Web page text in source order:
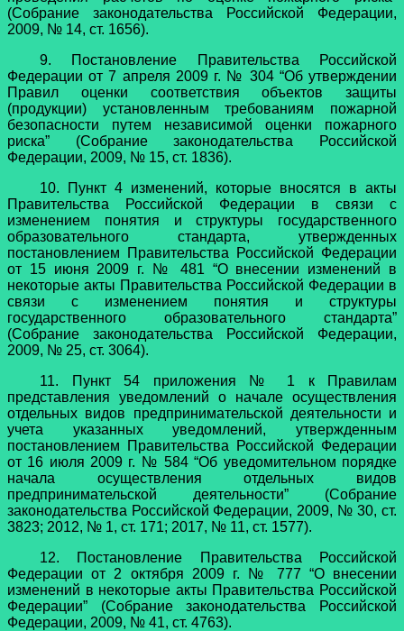
(Собрание законодательства Российской Федерации,
2009, № 14, ст. 1656).
9. Постановление Правительства Российской
Федерации от 7 апреля 2009 г. № 304 “Об утверждении
Правил оценки соответствия объектов защиты
(продукции) установленным требованиям пожарной
безопасности путем независимой оценки пожарного
риска” (Собрание законодательства Российской
Федерации, 2009, № 15, ст. 1836).
10. Пункт 4 изменений, которые вносятся в акты
Правительства Российской Федерации в связи с
изменением понятия и структуры государственного
образовательного стандарта, утвержденных
постановлением Правительства Российской Федерации
от 15 июня 2009 г. № 481 “О внесении изменений в
некоторые акты Правительства Российской Федерации в
связи с изменением понятия и структуры
государственного образовательного стандарта”
(Собрание законодательства Российской Федерации,
2009, № 25, ст. 3064).
11. Пункт 54 приложения № 1 к Правилам
представления уведомлений о начале осуществления
отдельных видов предпринимательской деятельности и
учета указанных уведомлений, утвержденным
постановлением Правительства Российской Федерации
от 16 июля 2009 г. № 584 “Об уведомительном порядке
начала осуществления отдельных видов
предпринимательской деятельности” (Собрание
законодательства Российской Федерации, 2009, № 30, ст.
3823; 2012, № 1, ст. 171; 2017, № 11, ст. 1577).
12. Постановление Правительства Российской
Федерации от 2 октября 2009 г. № 777 “О внесении
изменений в некоторые акты Правительства Российской
Федерации” (Собрание законодательства Российской
Федерации, 2009, № 41, ст. 4763).